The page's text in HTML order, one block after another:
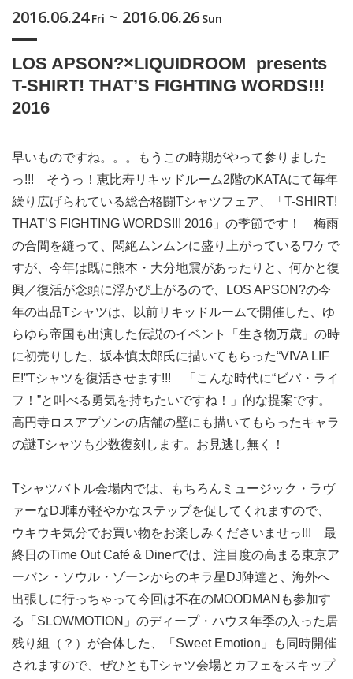
2016.06.24 Fri ~ 2016.06.26 Sun
LOS APSON?×LIQUIDROOM presents
T-SHIRT! THAT’S FIGHTING WORDS!!!
2016
早いものですね。。。もうこの時期がやって参りました
っ!!! そうっ！恵比寿リキッドルーム2階のKATAにて毎年
繰り広げられている総合格闘Tシャツフェア、「T-SHIRT!
THAT’S FIGHTING WORDS!!! 2016」の季節です！ 梅雨
の合間を縫って、悶絶ムンムンに盛り上がっているワケで
すが、今年は既に熊本・大分地震があったりと、何かと復
興／復活が念頭に浮かび上がるので、LOS APSON?の今
年の出品Tシャツは、以前リキッドルームで開催した、ゆ
らゆら帝国も出演した伝説のイベント「生き物万歳」の時
に初売りした、坂本慎太郎氏に描いてもらった“VIVA LIF
E!”Tシャツを復活させます!!! 「こんな時代に“ビバ・ライ
フ！”と叫べる勇気を持ちたいですね！」的な提案です。
高円寺ロスアプソンの店舗の壁にも描いてもらったキャラ
の謎Tシャツも少数復刻します。お見逃し無く！
Tシャツバトル会場内では、もちろんミュージック・ラヴ
ァーなDJ陣が軽やかなステップを促してくれますので、
ウキウキ気分でお買い物をお楽しみくださいませっ!!! 最
終日のTime Out Café & Dinerでは、注目度の高まる東京ア
ーバン・ソウル・ゾーンからのキラ星DJ陣達と、海外へ
出張しに行っちゃって今回は不在のMOODMANも参加す
る「SLOWMOTION」のディープ・ハウス年季の入った居
残り組（？）が合体した、「Sweet Emotion」も同時開催
されますので、ぜひともTシャツ会場とカフェをスキップ